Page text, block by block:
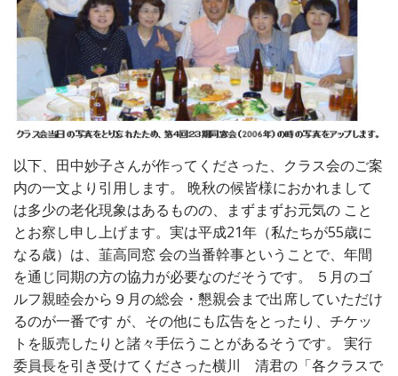
以下、田中妙子さんが作ってくださった、クラス会のご案
内の一文より引用します。 晩秋の候皆様におかれまして
は多少の老化現象はあるものの、まずまずお元気の こと
とお察し申し上げます。実は平成21年（私たちが55歳に
なる歳）は、韮高同窓 会の当番幹事ということで、年間
を通じ同期の方の協力が必要なのだそうです。 ５月のゴ
ルフ親睦会から９月の総会・懇親会まで出席していただけ
るのが一番です が、その他にも広告をとったり、チケッ
トを販売したりと諸々手伝うことがあるそうです。 実行
委員長を引き受けてくださった横川 清君の「各クラスで